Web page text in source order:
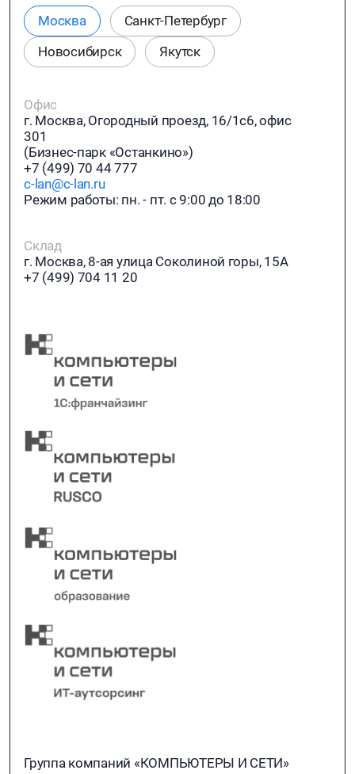
Москва
Санкт-Петербург
Новосибирск
Якутск
Офис
г. Москва, Огородный проезд, 16/1с6, офис
301
(Бизнес-парк «Останкино»)
+7 (499) 70 44 777
c-lan@c-lan.ru
Режим работы: пн. - пт. с 9:00 до 18:00
Склад
г. Москва, 8-ая улица Соколиной горы, 15А
+7 (499) 704 11 20
Группа компаний «КОМПЬЮТЕРЫ И СЕТИ»